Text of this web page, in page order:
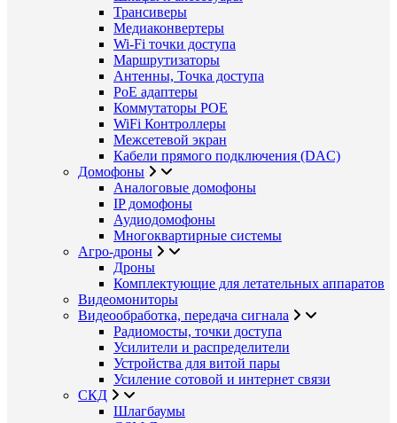
Трансиверы
Медиаконвертеры
Wi-Fi точки доступа
Маршрутизаторы
Антенны, Точка доступа
PoE адаптеры
Коммутаторы POE
WiFi Контроллеры
Межсетевой экран
Кабели прямого подключения (DAC)
Домофоны
Аналоговые домофоны
IP домофоны
Аудиодомофоны
Многоквартирные системы
Агро-дроны
Дроны
Комплектующие для летательных аппаратов
Видеомониторы
Видеообработка, передача сигнала
Радиомосты, точки доступа
Усилители и распределители
Устройства для витой пары
Усиление сотовой и интернет связи
СКД
Шлагбаумы